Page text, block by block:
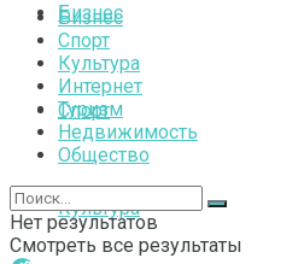
Бизнес
Спорт
Культура
Бизнес
Спорт
Культура
Интернет
Туризм
Недвижимость
Общество
Нет результатов
Смотреть все результаты